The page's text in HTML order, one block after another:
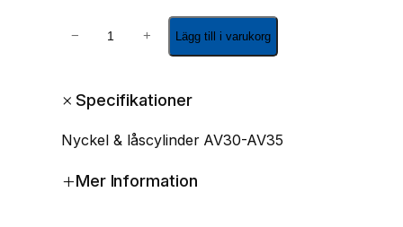
e
&
y
− + Lägg till i varukorg
+Specifikationer
Nyckel & låscylinder AV30-AV35
+Mer Information